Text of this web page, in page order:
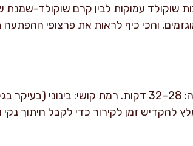
שוקולד עמוקות לבין קרם שוקולד-
והכי כיף לראות את פרצופי
זמן הכנה פעיל: כ-40 דקות. זמן אפייה: 28–32